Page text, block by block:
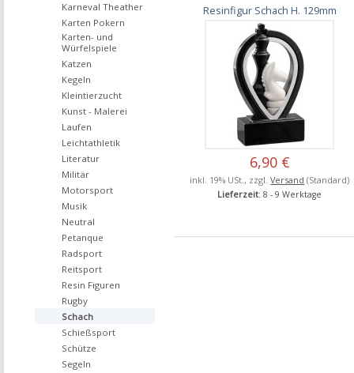
Resinfigur Schach H. 129mm
6,90 €
inkl. 19% USt., zzgl.Versand (Standard)
Lieferzeit: 8 - 9 Werktage
Karneval Theather
Karten Pokern
Karten- und
Würfelspiele
Katzen
Kegeln
Kleintierzucht
Kunst - Malerei
Laufen
Leichtathletik
Literatur
Militär
Motorsport
Musik
Neutral
Petanque
Radsport
Reitsport
Resin Figuren
Rugby
Schach
Schießsport
Schütze
Segeln